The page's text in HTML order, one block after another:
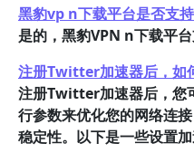
黑豹vp n下载平台是否支
是的，黑豹VPN n下载平台
注册Twitter加速器后，如
注册Twitter加速器后，您
行参数来优化您的网络连
稳定性。以下是一些设置